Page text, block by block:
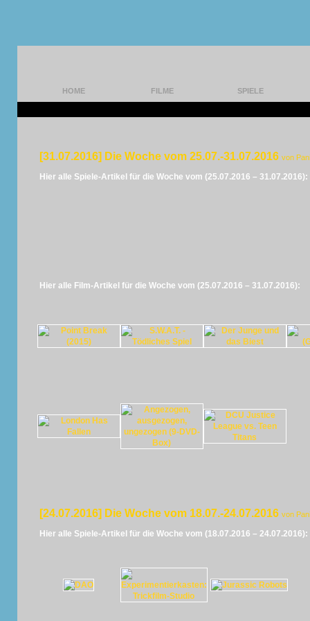
HOME FILME SPIELE
[31.07.2016] Die Woche vom 25.07.-31.07.2016 von
Hier alle Spiele-Artikel für die Woche vom (25.07.2016 – 31.07.2016):
Hier alle Film-Artikel für die Woche vom (25.07.2016 – 31.07.2016):
[24.07.2016] Die Woche vom 18.07.-24.07.2016 von
Hier alle Spiele-Artikel für die Woche vom (18.07.2016 – 24.07.2016):